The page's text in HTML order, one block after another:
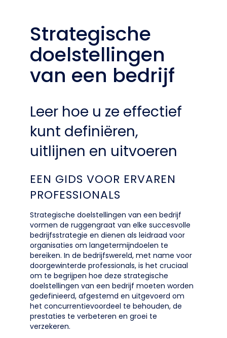
Strategische
doelstellingen
van een bedrijf
Leer hoe u ze effectief
kunt definiëren,
uitlijnen en uitvoeren
EEN GIDS VOOR ERVAREN
PROFESSIONALS
Strategische doelstellingen van een bedrijf
vormen de ruggengraat van elke succesvolle
bedrijfsstrategie en dienen als leidraad voor
organisaties om langetermijndoelen te
bereiken. In de bedrijfswereld, met name voor
doorgewinterde professionals, is het cruciaal
om te begrijpen hoe deze strategische
doelstellingen van een bedrijf moeten worden
gedefinieerd, afgestemd en uitgevoerd om
het concurrentievoordeel te behouden, de
prestaties te verbeteren en groei te
verzekeren.